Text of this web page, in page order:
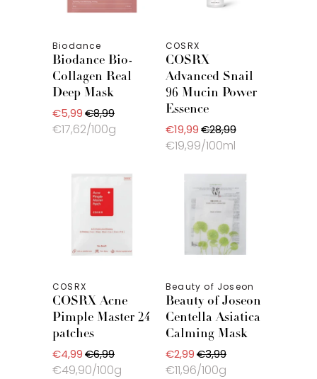
Biodance
Biodance Bio-
Collagen Real
Deep Mask
€5,99€8,99
€17,62/100g
COSRX
COSRX
Advanced Snail
96 Mucin Power
Essence
€19,99€28,99
€19,99/100ml
COSRX
COSRX Acne
Pimple Master 24
patches
€4,99€6,99
€49,90/100g
Beauty of Joseon
Beauty of Joseon
Centella Asiatica
Calming Mask
€2,99€3,99
€11,96/100g